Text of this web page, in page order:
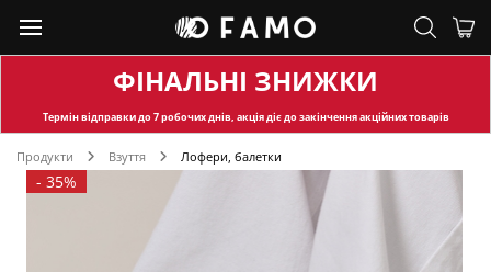
ФІНАЛЬНІ ЗНИЖКИ
Термін відправкидо 7 робочих днів, акція діє до закінчення акційних товарів
Продукти Взуття Лофери, балетки
- 35%